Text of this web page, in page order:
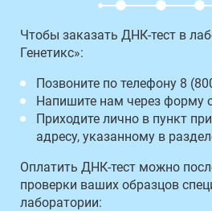
Чтобы заказать ДНК-тест в
Генетикс»:
Позвоните по телефону 8
Напишите нам через форму
Приходите лично в пункт
адресу, указанному в
Оплатить ДНК-тест можно
проверки ваших образцов
лаборатории: